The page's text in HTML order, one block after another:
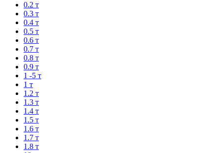
0.2 т
0.3 т
0.4 т
0.5 т
0.6 т
0.7 т
0.8 т
0.9 т
1 -5 т
1 т
1.2 т
1.3 т
1.4 т
1.5 т
1.6 т
1.7 т
1.8 т